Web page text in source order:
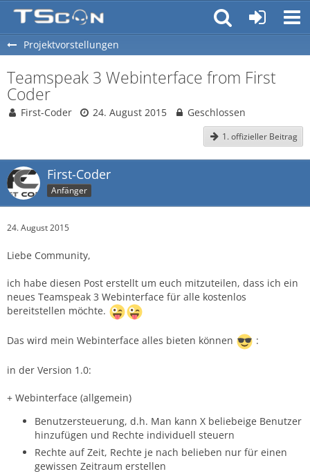
Projektvorstellungen
Teamspeak 3 Webinterface from First
Coder
First-Coder 24. August 2015 Geschlossen
1. offizieller Beitrag
First-Coder
Anfänger
24. August 2015
Liebe Community,
ich habe diesen Post erstellt um euch mitzuteilen, dass ich ein
neues Teamspeak 3 Webinterface für alle kostenlos
bereitstellen möchte.
Das wird mein Webinterface alles bieten können :
in der Version 1.0:
+ Webinterface (allgemein)
Benutzersteuerung, d.h. Man kann X beliebeige Benutzer
hinzufügen und Rechte individuell steuern
Rechte auf Zeit, Rechte je nach belieben nur für einen
gewissen Zeitraum erstellen